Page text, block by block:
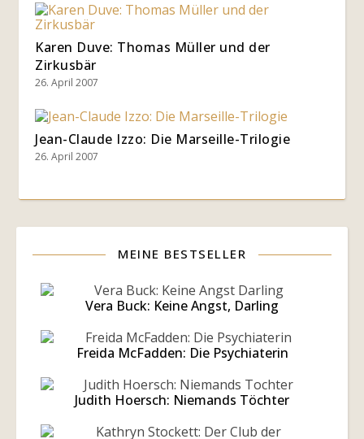
Karen Duve: Thomas Müller und der
Zirkusbär
26. April 2007
Jean-Claude Izzo: Die Marseille-Trilogie
26. April 2007
MEINE BESTSELLER
Vera Buck: Keine Angst, Darling
Freida McFadden: Die Psychiaterin
Judith Hoersch: Niemands Töchter